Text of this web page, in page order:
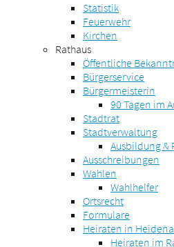
Statistik
Feuerwehr
Kirchen
Rathaus
Öffentliche
Bürgerservice
Bürgermeisterin
90 Tagen im
Stadtrat
Stadtverwaltung
Ausbildung &
Ausschreibungen
Wahlen
Wahlhelfer
Ortsrecht
Formulare
Heiraten in
Heiraten im